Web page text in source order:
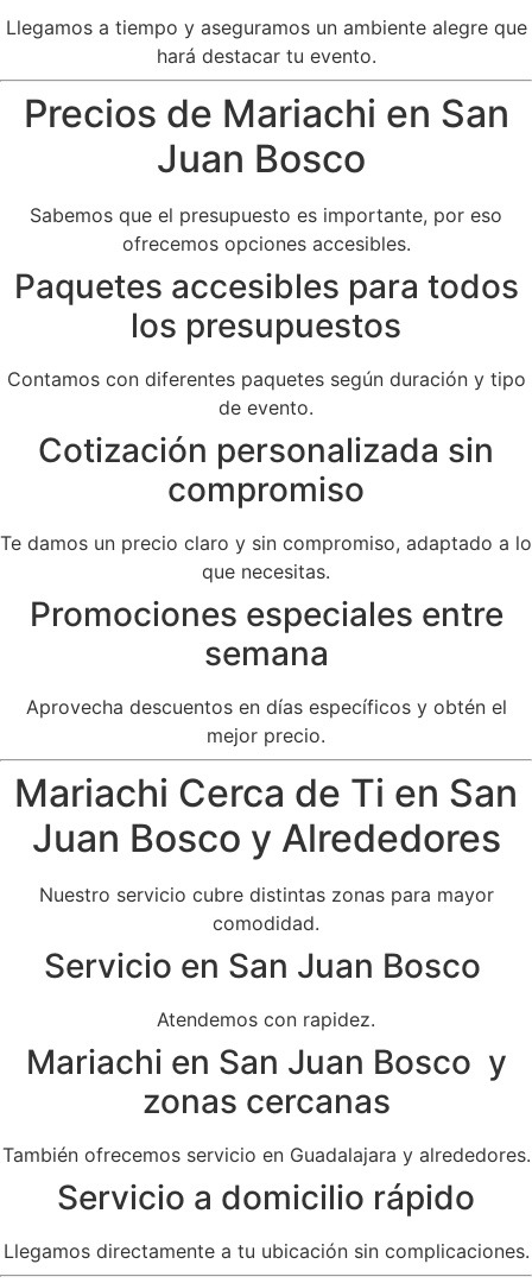
Llegamos a tiempo y aseguramos un ambiente alegre que
hará destacar tu evento.
Precios de Mariachi en San
Juan Bosco
Sabemos que el presupuesto es importante, por eso
ofrecemos opciones accesibles.
Paquetes accesibles para todos
los presupuestos
Contamos con diferentes paquetes según duración y tipo
de evento.
Cotización personalizada sin
compromiso
Te damos un precio claro y sin compromiso, adaptado a lo
que necesitas.
Promociones especiales entre
semana
Aprovecha descuentos en días específicos y obtén el
mejor precio.
Mariachi Cerca de Ti en San
Juan Bosco y Alrededores
Nuestro servicio cubre distintas zonas para mayor
comodidad.
Servicio en San Juan Bosco
Atendemos con rapidez.
Mariachi en San Juan Bosco y
zonas cercanas
También ofrecemos servicio en Guadalajara y alrededores.
Servicio a domicilio rápido
Llegamos directamente a tu ubicación sin complicaciones.